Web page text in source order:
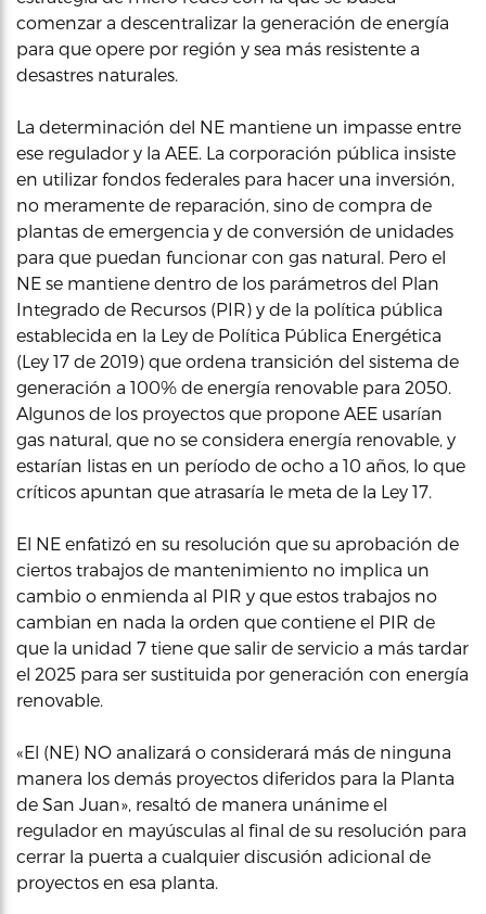
comenzar a descentralizar la generación de energía
para que opere por región y sea más resistente a
desastres naturales.
La determinación del NE mantiene un impasse entre
ese regulador y la AEE. La corporación pública insiste
en utilizar fondos federales para hacer una inversión,
no meramente de reparación, sino de compra de
plantas de emergencia y de conversión de unidades
para que puedan funcionar con gas natural. Pero el
NE se mantiene dentro de los parámetros del Plan
Integrado de Recursos (PIR) y de la política pública
establecida en la Ley de Política Pública Energética
(Ley 17 de 2019) que ordena transición del sistema de
generación a 100% de energía renovable para 2050.
Algunos de los proyectos que propone AEE usarían
gas natural, que no se considera energía renovable, y
estarían listas en un período de ocho a 10 años, lo que
críticos apuntan que atrasaría le meta de la Ley 17.
El NE enfatizó en su resolución que su aprobación de
ciertos trabajos de mantenimiento no implica un
cambio o enmienda al PIR y que estos trabajos no
cambian en nada la orden que contiene el PIR de
que la unidad 7 tiene que salir de servicio a más tardar
el 2025 para ser sustituida por generación con energía
renovable.
«El (NE) NO analizará o considerará más de ninguna
manera los demás proyectos diferidos para la Planta
de San Juan», resaltó de manera unánime el
regulador en mayúsculas al final de su resolución para
cerrar la puerta a cualquier discusión adicional de
proyectos en esa planta.